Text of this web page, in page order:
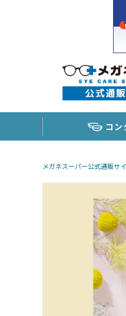
コン
メガネスーパー公式通販サ